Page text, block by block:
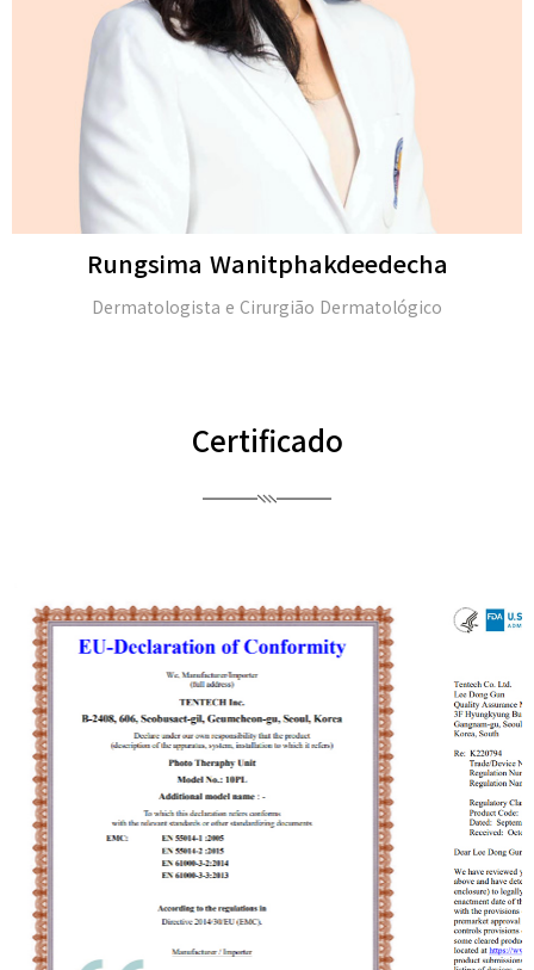
Michael H. Gold
M.D. e membro da Academia Americana de
Certificado